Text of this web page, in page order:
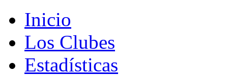
Inicio
Los Clubes
Estadísticas